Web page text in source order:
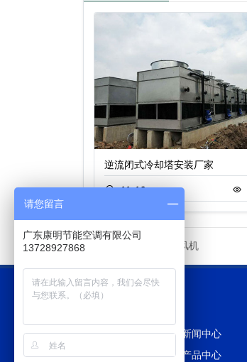
736
逆流闭式冷却塔安装厂家
11-16
冷却塔风机
网站首页
新闻中心
冷却塔百科
产品中心
请您留言
广东康明节能空调有限公司
13728927868